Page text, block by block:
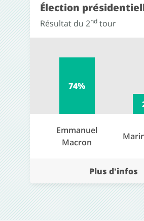
Élection
Résultat du 2nd tour
74%
Emmanuel
Macron
Plus d'infos